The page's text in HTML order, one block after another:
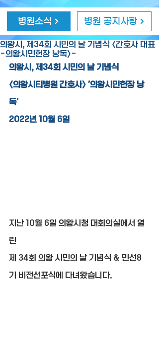
병원소식 병원 공지사항
의왕시, 제34회 시민의 날 기념식 <간호사 대표
-의왕시민헌장 낭독>-
의왕시, 제34회 시민의 날 기념식
<의왕시티병원 간호사> '의왕시민헌장 낭
독'
2022년 10월 6일
지난 10월 6일 의왕시청 대회의실에서 열
린
제 34회 의왕 시민의 날 기념식 & 민선8
기 비전선포식에 다녀왔습니다.